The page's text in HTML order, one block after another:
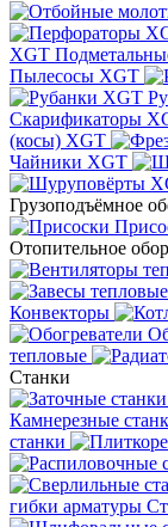
XGT
Пылесосы XGT
Скарификаторы
(косы) XGT
Чайники XGT
Грузоподъёмное
Отопительное
Конвекторы
тепловые
Станки
Камнерезные
станки
гибки арматуры